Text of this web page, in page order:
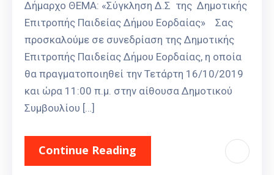
Δήμαρχο ΘΕΜΑ: «Σύγκληση Δ.Σ της Δημοτικής
Επιτροπής Παιδείας Δήμου Εορδαίας» Σας
προσκαλούμε σε συνεδρίαση της Δημοτικής
Επιτροπής Παιδείας Δήμου Εορδαίας, η οποία
θα πραγματοποιηθεί την Τετάρτη 16/10/2019
και ώρα 11:00 π.μ. στην αίθουσα Δημοτικού
Συμβουλίου […]
Continue Reading